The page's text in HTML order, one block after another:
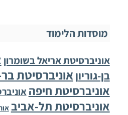
מוסדות הלימוד
אוניברסיטת אריאל בשומרון
בן-גוריוןאוניברסיטת
אוניברסיטת חיפה
אוניברסיטת תל-אביב